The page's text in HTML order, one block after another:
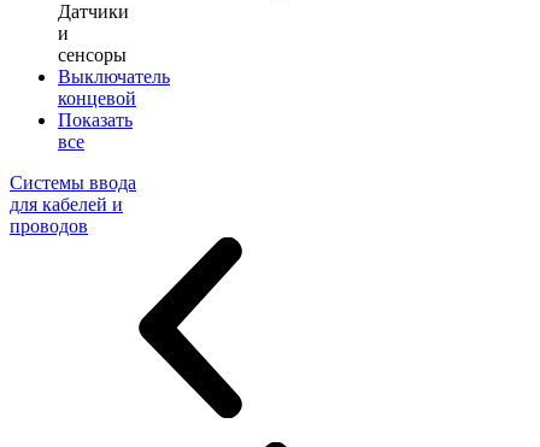
Датчики
и
сенсоры
Выключатель
концевой
Показать
все
Системы ввода
для кабелей и
проводов